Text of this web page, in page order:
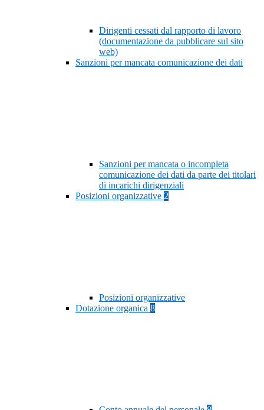
Dirigenti cessati dal rapporto di lavoro
(documentazione da pubblicare sul sito
web)
Sanzioni per mancata comunicazione dei dati
Sanzioni per mancata o incompleta
comunicazione dei dati da parte dei titolari
di incarichi dirigenziali
Posizioni organizzative 2
Posizioni organizzative
Dotazione organica 8